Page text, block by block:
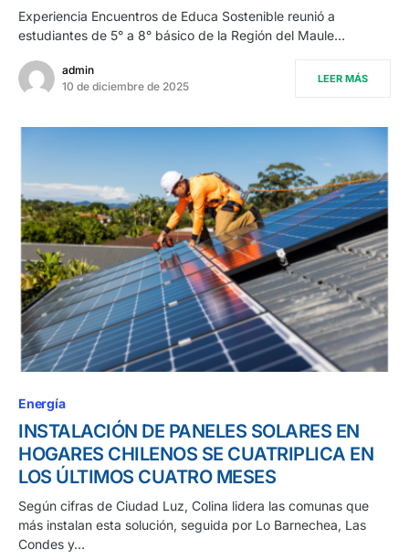
Experiencia Encuentros de Educa Sostenible reunió a
estudiantes de 5° a 8° básico de la Región del Maule…
admin
10 de diciembre de 2025
LEER MÁS
Energía
INSTALACIÓN DE PANELES SOLARES EN
HOGARES CHILENOS SE CUATRIPLICA EN
LOS ÚLTIMOS CUATRO MESES
Según cifras de Ciudad Luz, Colina lidera las comunas que
más instalan esta solución, seguida por Lo Barnechea, Las
Condes y…